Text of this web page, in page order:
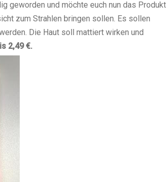
geworden und möchte euch nun das Produkt
zum Strahlen bringen sollen. Es sollen
Die Haut soll mattiert wirken und
2,49 €.